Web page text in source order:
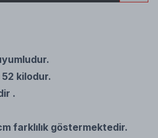
kilodur.
.
farklılık göstermektedir.